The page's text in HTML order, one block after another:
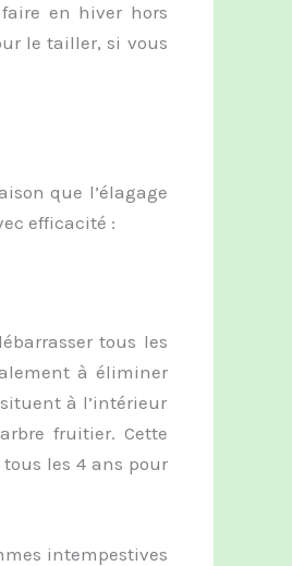
en hiver hors
le tailler, si vous
que l’élagage
efficacité :
tous les
à éliminer
à l’intérieur
fruitier. Cette
les 4 ans pour
intempestives